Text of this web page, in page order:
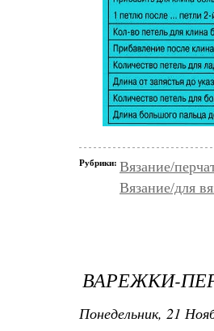
Рубрики: Вязание/
Вязание/для
ВАРЕЖКИ-
Понедельник, 21